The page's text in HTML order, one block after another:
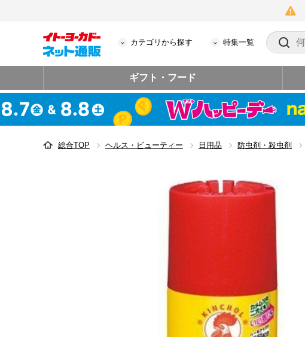
カテゴリから探す 特集一覧
ギフト・フード
総合TOP ヘルス・ビューティー 日用品 防虫剤・殺虫剤